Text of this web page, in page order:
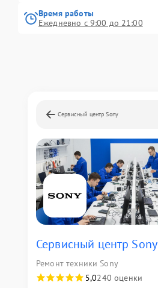
Время работы
Ежедневно с 9:00 до 21:00
Сервисный центр Sony
Сервисный центр Sony
Ремонт техники Sony
5,0240 оценки